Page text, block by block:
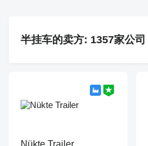
半挂车的卖方: 1357家公司
Nükte Trailer